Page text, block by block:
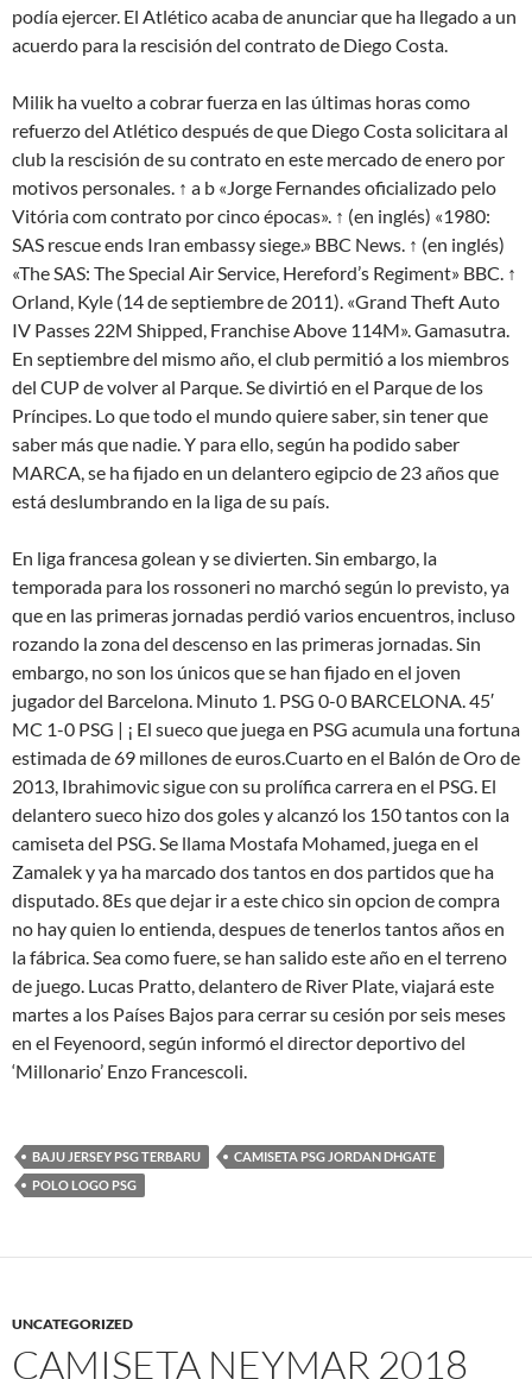
podía ejercer. El Atlético acaba de anunciar que ha llegado a un
acuerdo para la rescisión del contrato de Diego Costa.
Milik ha vuelto a cobrar fuerza en las últimas horas como
refuerzo del Atlético después de que Diego Costa solicitara al
club la rescisión de su contrato en este mercado de enero por
motivos personales. ↑ a b «Jorge Fernandes oficializado pelo
Vitória com contrato por cinco épocas». ↑ (en inglés) «1980:
SAS rescue ends Iran embassy siege.» BBC News. ↑ (en inglés)
«The SAS: The Special Air Service, Hereford’s Regiment» BBC. ↑
Orland, Kyle (14 de septiembre de 2011). «Grand Theft Auto
IV Passes 22M Shipped, Franchise Above 114M». Gamasutra.
En septiembre del mismo año, el club permitió a los miembros
del CUP de volver al Parque. Se divirtió en el Parque de los
Príncipes. Lo que todo el mundo quiere saber, sin tener que
saber más que nadie. Y para ello, según ha podido saber
MARCA, se ha fijado en un delantero egipcio de 23 años que
está deslumbrando en la liga de su país.
En liga francesa golean y se divierten. Sin embargo, la
temporada para los rossoneri no marchó según lo previsto, ya
que en las primeras jornadas perdió varios encuentros, incluso
rozando la zona del descenso en las primeras jornadas. Sin
embargo, no son los únicos que se han fijado en el joven
jugador del Barcelona. Minuto 1. PSG 0-0 BARCELONA. 45′
MC 1-0 PSG | ¡ El sueco que juega en PSG acumula una fortuna
estimada de 69 millones de euros.Cuarto en el Balón de Oro de
2013, Ibrahimovic sigue con su prolífica carrera en el PSG. El
delantero sueco hizo dos goles y alcanzó los 150 tantos con la
camiseta del PSG. Se llama Mostafa Mohamed, juega en el
Zamalek y ya ha marcado dos tantos en dos partidos que ha
disputado. 8Es que dejar ir a este chico sin opcion de compra
no hay quien lo entienda, despues de tenerlos tantos años en
la fábrica. Sea como fuere, se han salido este año en el terreno
de juego. Lucas Pratto, delantero de River Plate, viajará este
martes a los Países Bajos para cerrar su cesión por seis meses
en el Feyenoord, según informó el director deportivo del
‘Millonario’ Enzo Francescoli.
BAJU JERSEY PSG TERBARU
CAMISETA PSG JORDAN DHGATE
POLO LOGO PSG
UNCATEGORIZED
CAMISETA NEYMAR 2018